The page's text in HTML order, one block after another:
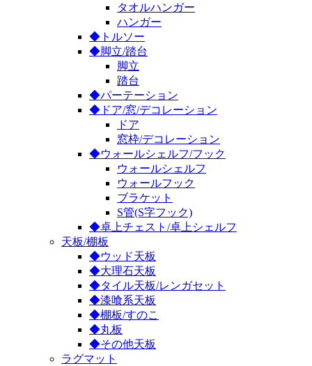
タオルハンガー
ハンガー
◆トルソー
◆脚立/踏台
脚立
踏台
◆パーテーション
◆ドア/窓/デコレーション
ドア
窓枠/デコレーション
◆ウォールシェルフ/フック
ウォールシェルフ
ウォールフック
ブラケット
S管(S字フック)
◆卓上チェスト/卓上シェルフ
天板/棚板
◆ウッド天板
◆大理石天板
◆タイル天板/レンガセット
◆漆喰系天板
◆棚板/すのこ
◆丸板
◆その他天板
ラグマット